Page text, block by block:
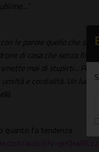
"
le parole quello che si
di casa che senza filtri
mai di stupirti... Per
e cordialità. Un
quanto fa tendenza